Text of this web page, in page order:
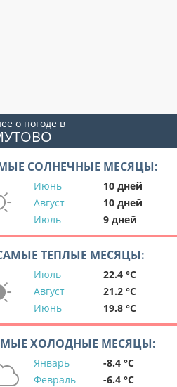
о погоде в
СОЛНЕЧНЫЕ МЕСЯЦЫ:
Июнь
10 дней
Август
10 дней
Июль
9 дней
ТЕПЛЫЕ МЕСЯЦЫ:
Июль
22.4 °C
Август
21.2 °C
Июнь
19.8 °C
ХОЛОДНЫЕ МЕСЯЦЫ:
Январь
-8.4 °C
Февраль
-6.4 °C